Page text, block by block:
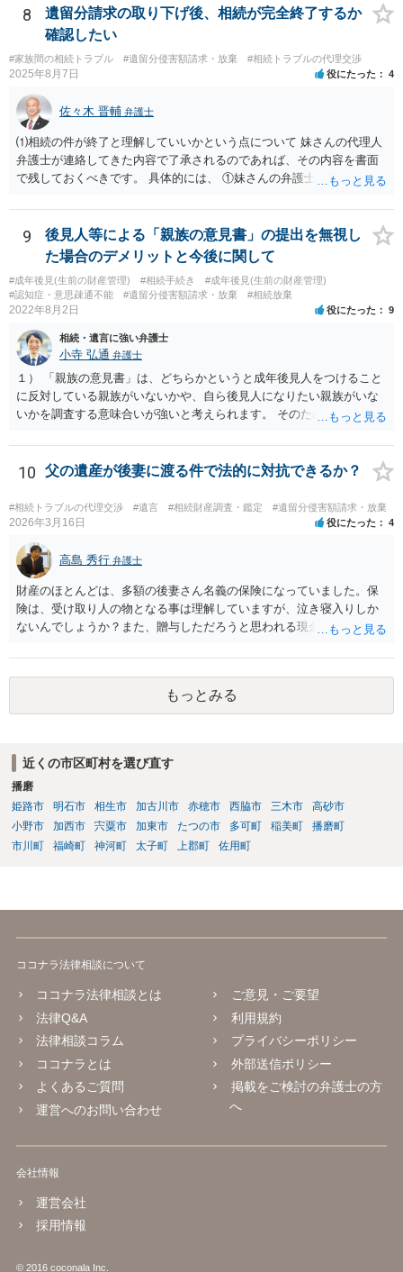
8
遺留分請求の取り下げ後、相続が完全終了するか
確認したい
#家族間の相続トラブル #遺留分侵害額請求・放棄 #相続トラブルの代理交渉
2025年8月7日 役にたった 4
佐々木 晋輔 弁護士
⑴相続の件が終了と理解していいかという点について 妹さんの代理人
弁護士が連絡してきた内容で了承されるのであれば、その内容を書面
で残しておくべきです。 具体的には、 ①妹さんの弁護士に対して、連
の預金を振り込めば終了など）を記載した合意書等の書面を作成して
もらう。 ②相談者様はその書面の内容をしっかり確認する。納得でき
ない部分があれば、説明を求めたり、修正を求める。 なお、相続に
関してお互いに債権債務がないことを確認する旨を記載してもらいま
しょう。その記載があれば、相続の件は終了となります。 ③合意書等
が納得できる内容になれば、お互いに署名捺印する。 という流れで
捺印する前に、相談者様も別の弁護士に相談して確認してもらうので
もいいと思います。 ⑵振込先が弁護士宛であることについて 代理人弁
護士の預り口座を振込先とするのはよくあることです。 問題ないと思
います。
9
後見人等による「親族の意見書」の提出を無視し
た場合のデメリットと今後に関して
#成年後見(生前の財産管理) #相続手続き
#成年後見(生前の財産管理)
#認知症・意思疎通不能
#遺留分侵害額請求・放棄 #相続放棄
2022年8月2日 役にたった 9
相続・遺言に強い弁護士
小寺 弘通 弁護士
１） 「親族の意見書」は、どちらかというと成年後見人をつけること
に反対している親族がいないかや、自ら後見人になりたい親族がいな
いかを調査する意味合いが強いと考えられます。 そのため、ご相談の
す。 ２） 場合によっては、介護や被後見人の財産の処分等に関して、
後見人から相談があることも考えられます。 また、お祖母さんがお亡
くなりになった場合、相続人となる可能性がありますが、 その場合は
相続放棄されれば問題ありません。 ３） 完全に拒否する方法はないか
もしれませんが、 関わりを持ちたくないとのことでしたら、親族の意
見書にその旨を記載して提出しておけば良いかも知れません。 後見人
としても、関わりを拒否している親族にあえて連絡をしてくる可能性
は低いと考えられます。 以上、ご参考になさってください。
10 父の遺産が後妻に渡る件で法的に対抗できるか？
#相続トラブルの代理交渉 #遺言 #相続財産調査・鑑定 #遺留分侵害額請求・放棄
2026年3月16日 役にたった 4
高島 秀行 弁護士
財産のほとんどは、多額の後妻さん名義の保険になっていました。保
険は、受け取り人の物となる事は理解していますが、泣き寝入りしか
ないんでしょうか？また、贈与しただろうと思われる現金の引き出し
うか？ 保険は原則として受取人のものですが、遺産全体での保険金
の割合が高い場合、掛け金が一括払いで、保険金が掛け金の額と同様
の額の場合などは特別受益として遺留分の対象となる可能性がありま
す。 多額の現金の引き出しは、相手に渡ったかどうか、そのとき父
もっとみる
近くの市区町村を選び直す
播磨
姫路市
明石市 相生市 加古川市 赤穂市 西脇市 三木市
高砂市
小野市
加西市 宍粟市 加東市 たつの市 多可町 稲美町
播磨町
市川町
福崎町 神河町 太子町 上郡町 佐用町
ココナラ法律相談について
ココナラ法律相談とは
法律Q&A
法律相談コラム
ココナラとは
よくあるご質問
運営へのお問い合わせ
ご意見・ご要望
利用規約
プライバシーポリシー
外部送信ポリシー
掲載をご検討の弁護士の方
へ
会社情報
運営会社
採用情報
© 2016 coconala Inc.